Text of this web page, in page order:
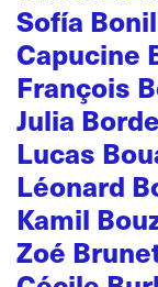
Sofía
Capucine
François
Julia
Lucas
Léonard
Kamil
Zoé